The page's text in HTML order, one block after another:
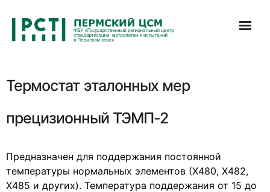
содержимому
Термостат эталонных мер
прецизионный ТЭМП-2
Предназначен для поддержания постоянной
температуры нормальных элементов (Х480, Х482,
Х485 и других). Температура поддержания от 15 до